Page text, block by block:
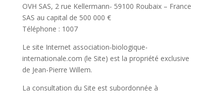
OVH SAS, 2 rue Kellermann- 59100 Roubaix – France
SAS au capital de 500 000 €
Téléphone : 1007
Le site Internet association-biologique-
internationale.com (le Site) est la propriété exclusive
de Jean-Pierre Willem.
La consultation du Site est subordonnée à